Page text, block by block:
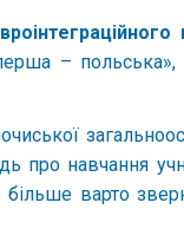
–
про навчання
варто